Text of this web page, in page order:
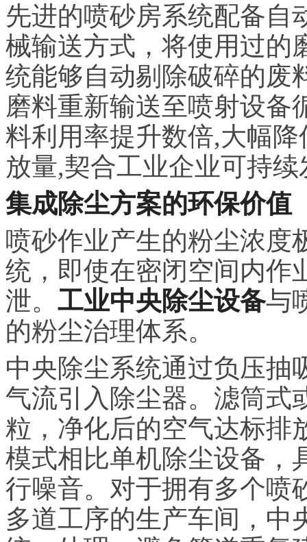
先进的喷砂房系统配备自
械输送方式，将使用过的
统能够自动剔除破碎的废
磨料重新输送至喷射设备
料利用率提升数倍,大幅
放量,契合工业企业可持
集成除尘方案的环保价值
喷砂作业产生的粉尘浓度
统，即使在密闭空间内作
泄。 工业中央除尘设备与
的粉尘治理体系。
中央除尘系统通过负压抽
气流引入除尘器。滤筒式
粒，净化后的空气达标排
模式相比单机除尘设备，
行噪音。对于拥有多个喷
多道工序的生产车间， 中